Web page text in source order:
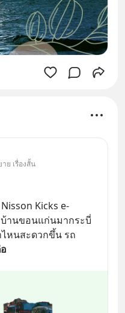
ย เรื่องสั้น
บ้านขอนแก่นมากระบี่
ไหนสะดวกขึ้น รถ